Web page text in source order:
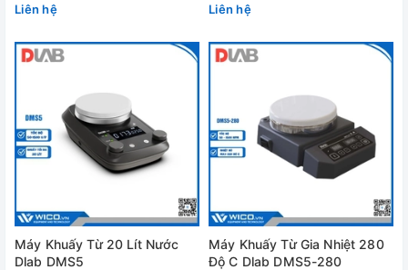
Liên hệ Liên hệ
Máy Khuấy Từ 20 Lít Nước
Dlab DMS5
Máy Khuấy Từ Gia Nhiệt 280
Độ C Dlab DMS5-280